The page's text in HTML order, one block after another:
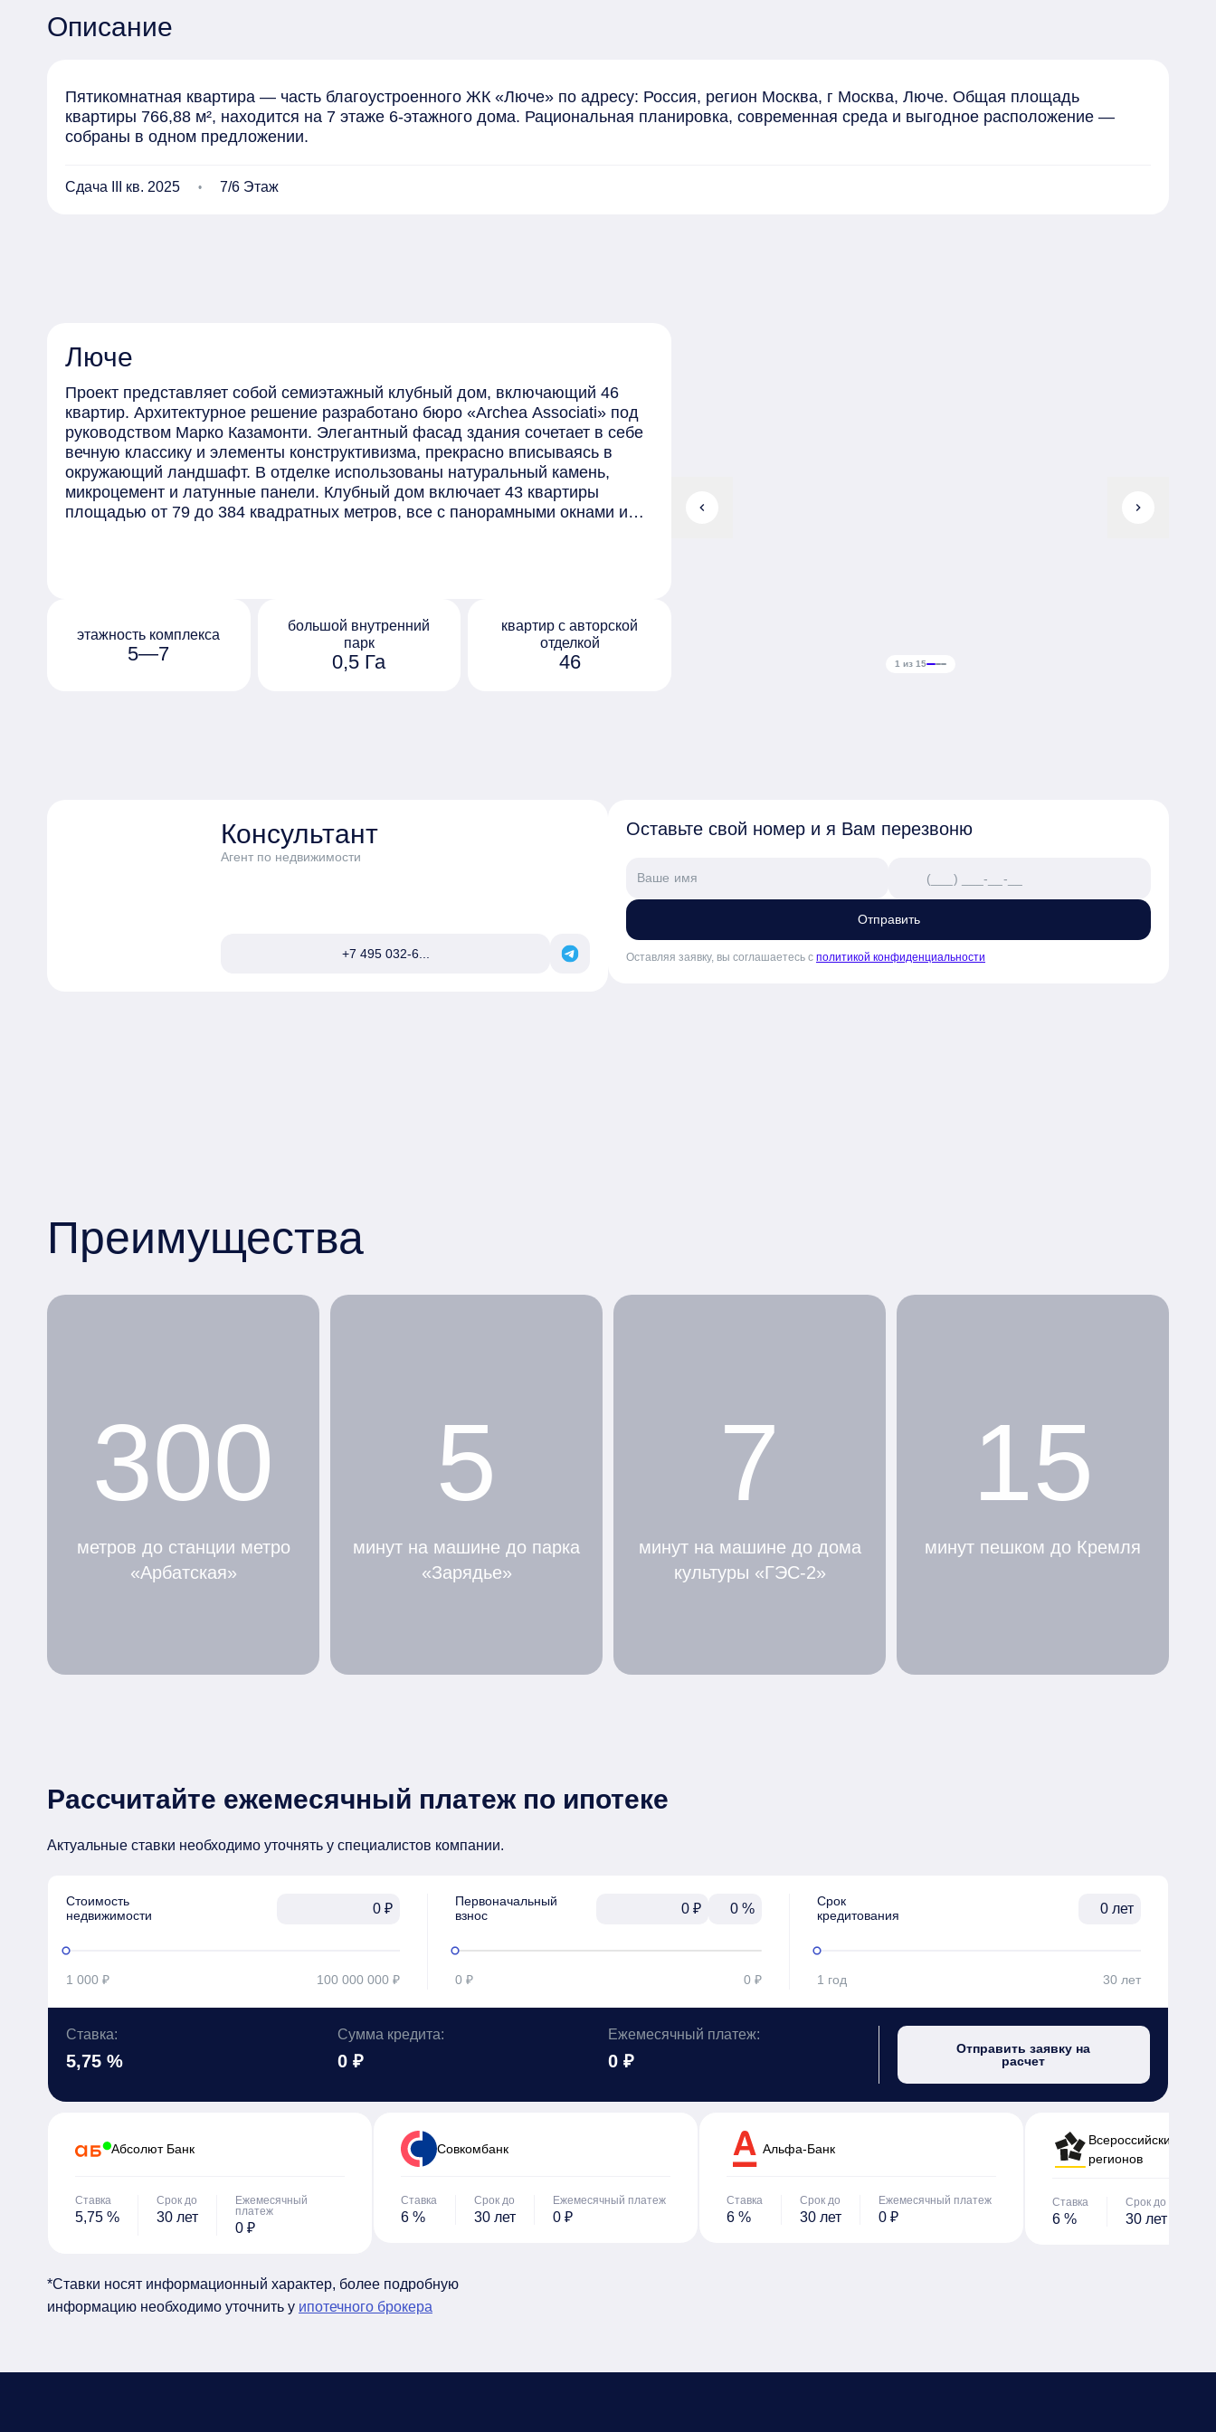
Описание
Пятикомнатная квартира — часть благоустроенного ЖК «Люче» по адресу: Россия, регион Москва, г Москва, Люче. Общая площадь
квартиры 766,88 м², находится на 7 этаже 6-этажного дома. Рациональная планировка, современная среда и выгодное расположение —
собраны в одном предложении.
Сдача III кв. 2025 7/6 Этаж
Люче
Проект представляет собой семиэтажный клубный дом, включающий 46
квартир. Архитектурное решение разработано бюро «Archea Associati» под
руководством Марко Казамонти. Элегантный фасад здания сочетает в себе
вечную классику и элементы конструктивизма, прекрасно вписываясь в
окружающий ландшафт. В отделке использованы натуральный камень,
микроцемент и латунные панели. Клубный дом включает 43 квартиры
площадью от 79 до 384 квадратных метров, все с панорамными окнами и
лобби с высотой потолков 9 метров. Лобби разделено на две зоны входа,
соединенные общей галереей. Здесь предусмотрены лаунж-зоны с
каминами, переговорные комнаты, музыкальная гостиная и библиотека.
5—7
этажность комплекса
0,5 Га
большой внутренний
парк
46
квартир с авторской
отделкой
chevron_left chevron_right
1 из 15
Консультант
Агент по недвижимости
+7 495 032-6...
Оставьте свой номер и я Вам перезвоню
Отправить
Оставляя заявку, вы соглашаетесь с политикой конфиденциальности
Преимущества
300
метров до станции метро
«Арбатская»
5
минут на машине до парка
«Зарядье»
7
минут на машине до дома
культуры «ГЭС-2»
15
минут пешком до Кремля
Рассчитайте ежемесячный платеж по ипотеке
Актуальные ставки необходимо уточнять у специалистов компании.
Стоимость
недвижимости
₽
1 000 ₽ 100 000 000 ₽
Первоначальный
взнос
₽ %
0 ₽ 0 ₽
Срок
кредитования
лет
1 год 30 лет
Ставка:
5,75 %
Сумма кредита:
0 ₽
Ежемесячный платеж:
0 ₽
Отправить заявку на
расчет
Абсолют Банк
Ставка
5,75 %
Срок до
30 лет
Ежемесячный
платеж
0 ₽
Cовкомбанк
Ставка
6 %
Срок до
30 лет
Ежемесячный платеж
0 ₽
Альфа-Банк
Ставка
6 %
Срок до
30 лет
Ежемесячный платеж
0 ₽
Всероссийский банк
регионов
Ставка
6 %
Срок до
30 лет
*Ставки носят информационный характер, более подробную
информацию необходимо уточнить у ипотечного брокера